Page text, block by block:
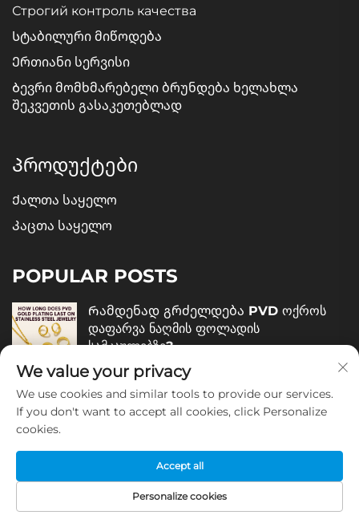
Строгий контроль качества
Სტაბილური მიწოდება
Ერთიანი სერვისი
Ბევრი მომხმარებელი ბრუნდება ხელახლა
შეკვეთის გასაკეთებლად
Პროდუქტები
Ქალთა საყელო
Კაცთა საყელო
POPULAR POSTS
Რამდენად გრძელდება PVD ოქროს
დაფარვა ნაღმის ფოლადის
სამკაულებზე?
December 05, 2025
Როგორ შევაფასოთ ნაღმის ფოლადის
December 04, 2025
Copyright © გუანჯოუ ოლივია ჯიველრის კომპანია,
We value your privacy
We use cookies and similar tools to provide our services.
If you don't want to accept all cookies, click Personalize
cookies.
Personalize cookies
Accept all